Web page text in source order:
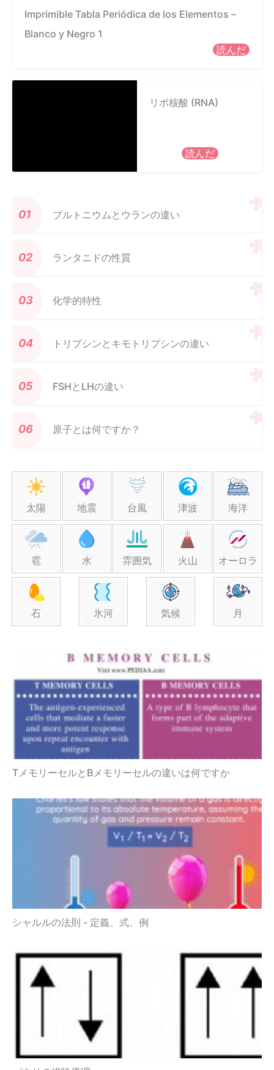
Imprimible Tabla Periódica de los Elementos –
Blanco y Negro 1
読んだ
リボ核酸 (RNA)
読んだ
プルトニウムとウランの違い
ランタニドの性質
化学的特性
トリプシンとキモトリプシンの違い
FSHとLHの違い
原子とは何ですか？
太陽 地震 台風 津波 海洋
雹 水 雰囲気 火山 オーロラ
石 氷河 気候 月
TメモリーセルとBメモリーセルの違いは何ですか
シャルルの法則 - 定義、式、例